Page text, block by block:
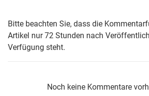
Bitte beachten Sie, dass die
Artikel nur 72 Stunden nach
Verfügung steht.
Noch keine Kommentare